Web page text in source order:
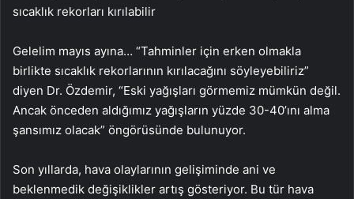
sıcaklık rekorları kırılabilir
Gelelim mayıs ayına… “Tahminler için erken olmakla
birlikte sıcaklık rekorlarının kırılacağını söyleyebiliriz”
diyen Dr. Özdemir, “Eski yağışları görmemiz mümkün değil.
Ancak önceden aldığımız yağışların yüzde 30-40’ını alma
şansımız olacak” öngörüsünde bulunuyor.
Son yıllarda, hava olaylarının gelişiminde ani ve
beklenmedik değişiklikler artış gösteriyor. Bu tür hava